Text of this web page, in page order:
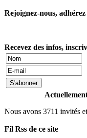
Rejoignez-nous,
Recevez des infos,
Nous avons 3711 invités
Fil Rss de ce site